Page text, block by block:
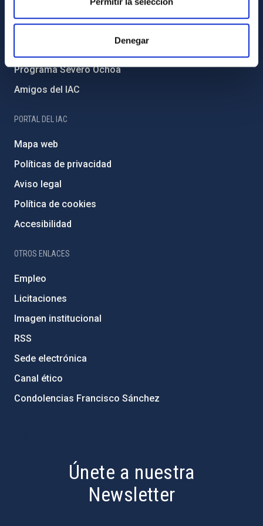
Denegar
Proyectos institucionales
Programa Severo Ochoa
Amigos del IAC
PORTAL DEL IAC
Mapa web
Políticas de privacidad
Aviso legal
Política de cookies
Accesibilidad
OTROS ENLACES
Empleo
Licitaciones
Imagen institucional
RSS
Sede electrónica
Canal ético
Condolencias Francisco Sánchez
Únete a nuestra
Newsletter